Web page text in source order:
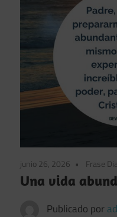
junio 26, 2026 Frase
Una vida
Publicado por